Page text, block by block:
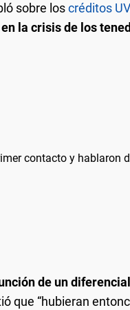
sobre loscréditos
la crisis de los
contacto y hablaron
de un
que “hubieran